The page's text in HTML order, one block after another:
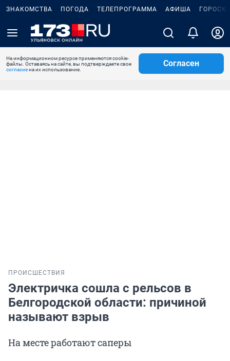
ЗНАКОМСТВА ПОГОДА ТЕЛЕПРОГРАММА АФИША
На информационном ресурсе применяются cookie-
файлы. Оставаясь на сайте, вы подтверждаете свое
согласиена их использование.
Согласен
ПРОИСШЕСТВИЯ
Электричка сошла с рельсов в
Белгородской области: причиной
называют взрыв
На месте работают саперы